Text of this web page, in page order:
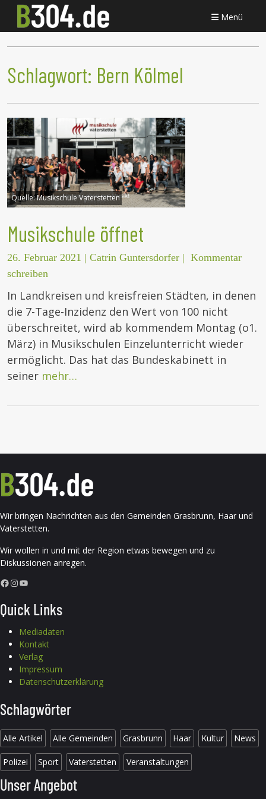
Menü
Schlagwort: Bern Kölmel
Quelle:Musikschule Vaterstetten
Musikschule öffnet
26. Februar 2021 | Catrin Guntersdorfer | Kommentar
schreiben
In Landkreisen und kreisfreien Städten, in denen
die 7-Tage-Inzidenz den Wert von 100 nicht
überschreitet, wird ab kommendem Montag (o1.
März) in Musikschulen Einzelunterricht wieder
ermöglicht. Das hat das Bundeskabinett in
seiner mehr…
Wir bringen Nachrichten aus den Gemeinden Grasbrunn, Haar und
Vaterstetten.
Wir wollen in und mit der Region etwas bewegen und zu
Diskussionen anregen.
Facebook InstagramYouTube
Quick Links
Mediadaten
Kontakt
Verlag
Impressum
Datenschutzerklärung
Schlagwörter
Alle Artikel Alle Gemeinden Grasbrunn Haar Kultur News
Polizei Sport Vaterstetten Veranstaltungen
Unser Angebot